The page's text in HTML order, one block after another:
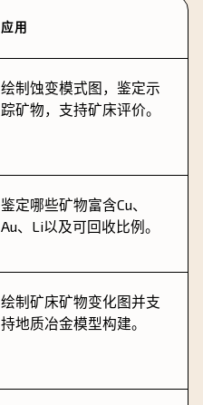
应用
绘制蚀变模式图，鉴定示
踪矿物，支持矿床评价。
鉴定哪些矿物富含Cu、
Au、Li以及可回收比例。
绘制矿床矿物变化图并支
持地质冶金模型构建。